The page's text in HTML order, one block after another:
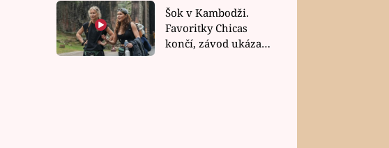
závodu nůž na krku
Šok v Kambodži.
Favoritky Chicas
končí, závod ukázal